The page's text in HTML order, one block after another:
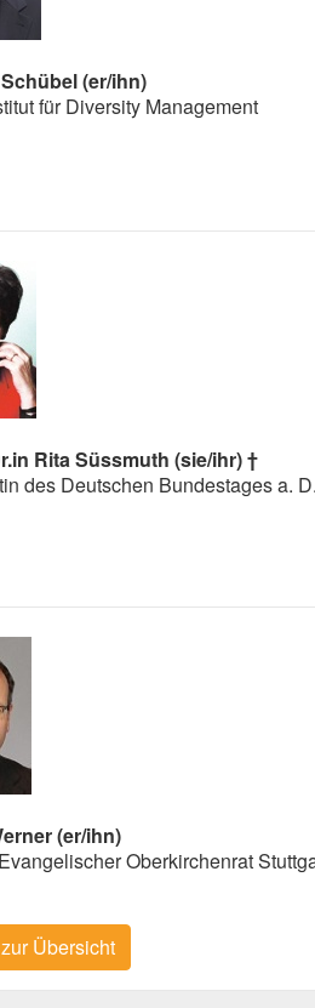
(er/ihn)
für Diversity Management
Rita Süssmuth (sie/ihr) †
des Deutschen Bundestages a. D.
(er/ihn)
Oberkirchenrat
Übersicht